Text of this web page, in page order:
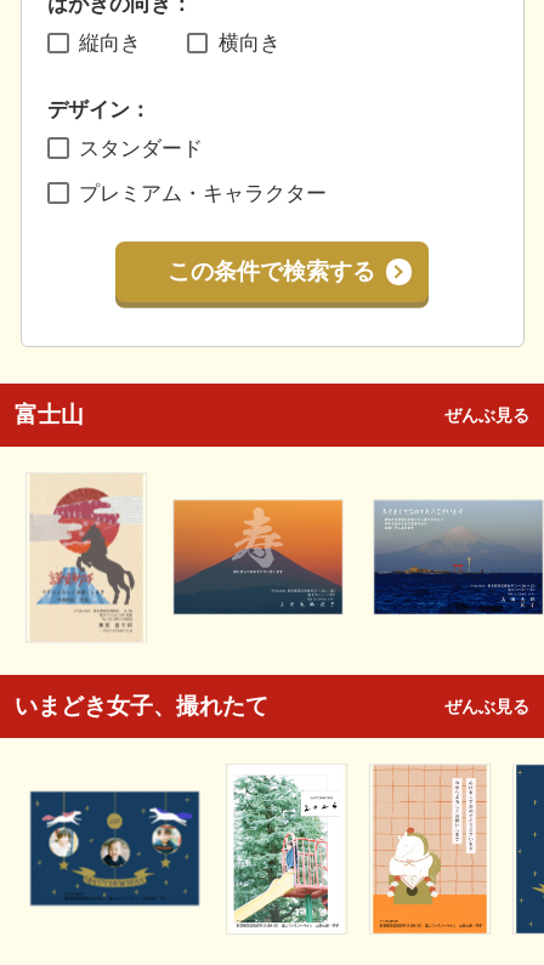
縦向き
横向き
デザイン：
スタンダード
プレミアム・キャラクター
この条件で検索する
富士山 ぜんぶ見る
いまどき女子、撮れたて ぜんぶ見る